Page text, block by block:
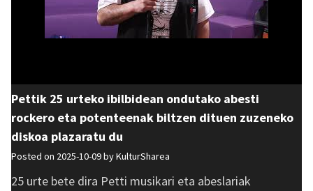
Pettik 25 urteko ibilbidean ondutako abesti
rockero eta potenteenak biltzen dituen zuzeneko
diskoa plazaratu du
Posted on 2025-10-09 byKulturSharea
25 urte bete dira Petti musikari eta abeslariak